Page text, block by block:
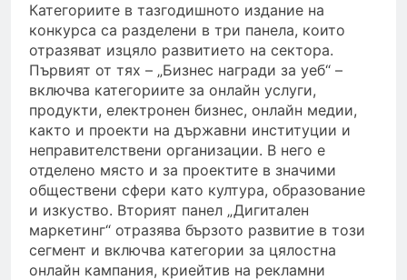
Категориите в тазгодишното издание на
конкурса са разделени в три панела, които
отразяват изцяло развитието на сектора.
Първият от тях – „Бизнес награди за уеб“ –
включва категориите за онлайн услуги,
продукти, електронен бизнес, онлайн медии,
както и проекти на държавни институции и
неправителствени организации. В него е
отделено място и за проектите в значими
обществени сфери като култура, образование
и изкуство. Вторият панел „Дигитален
маркетинг“ отразява бързото развитие в този
сегмент и включва категории за цялостна
онлайн кампания, криейтив на рекламни